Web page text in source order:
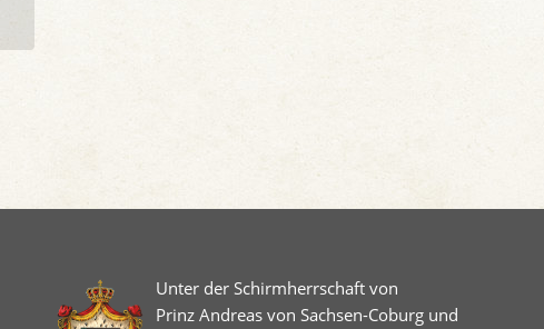
Unter der Schirmherrschaft von
Prinz Andreas von Sachsen-Coburg und